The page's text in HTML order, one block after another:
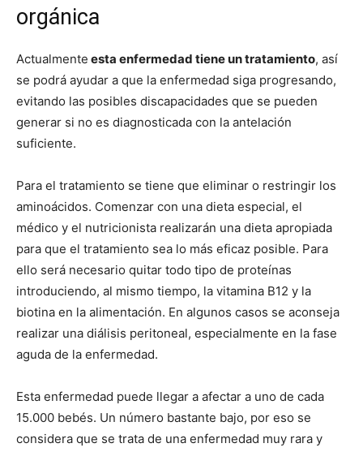
orgánica
Actualmente esta enfermedad tiene un tratamiento, así
se podrá ayudar a que la enfermedad siga progresando,
evitando las posibles discapacidades que se pueden
generar si no es diagnosticada con la antelación
suficiente.
Para el tratamiento se tiene que eliminar o restringir los
aminoácidos. Comenzar con una dieta especial, el
médico y el nutricionista realizarán una dieta apropiada
para que el tratamiento sea lo más eficaz posible. Para
ello será necesario quitar todo tipo de proteínas
introduciendo, al mismo tiempo, la vitamina B12 y la
biotina en la alimentación. En algunos casos se aconseja
realizar una diálisis peritoneal, especialmente en la fase
aguda de la enfermedad.
Esta enfermedad puede llegar a afectar a uno de cada
15.000 bebés. Un número bastante bajo, por eso se
considera que se trata de una enfermedad muy rara y